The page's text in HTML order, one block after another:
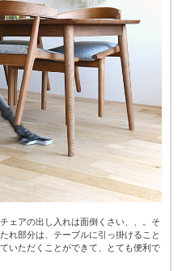
ェアの出し入れは面倒くさい、、。そ
れ部分は、テーブルに引っ掛けること
いただくことができて、とても便利で